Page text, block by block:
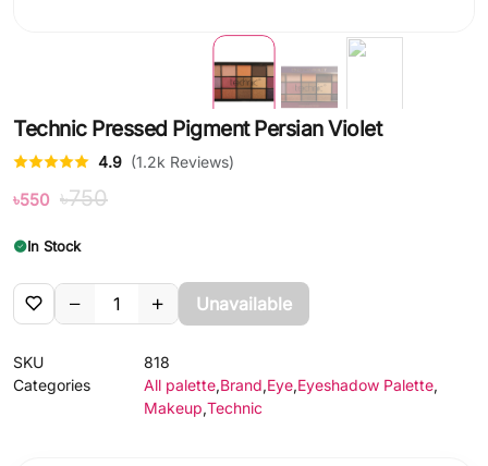
Technic Pressed Pigment Persian Violet
4.9 (1.2k Reviews)
৳550 ৳750
In Stock
Unavailable
SKU
818
Categories
All palette,Brand,Eye,Eyeshadow Palette,
Makeup,Technic